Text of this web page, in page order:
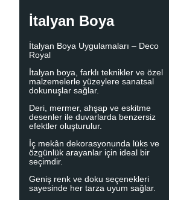
İtalyan Boya
İtalyan Boya Uygulamaları – Deco
Royal
İtalyan boya, farklı teknikler ve özel
malzemelerle yüzeylere sanatsal
dokunuşlar sağlar.
Deri, mermer, ahşap ve eskitme
desenler ile duvarlarda benzersiz
efektler oluşturulur.
İç mekân dekorasyonunda lüks ve
özgünlük arayanlar için ideal bir
seçimdir.
Geniş renk ve doku seçenekleri
sayesinde her tarza uyum sağlar.